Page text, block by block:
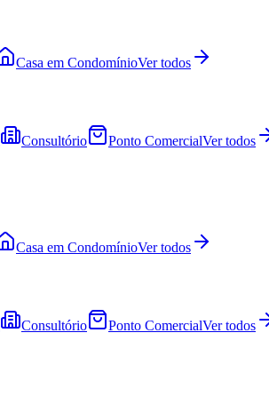
Casa em CondomínioVer todos
Consultório Ponto ComercialVer todos
Casa em CondomínioVer todos
Consultório Ponto ComercialVer todos